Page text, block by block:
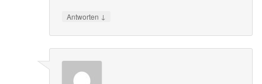
Antworten ↓